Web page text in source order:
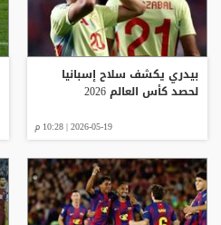
بيدري يكشف سلاح إسبانيا
لحصد كأس العالم 2026
2026-05-19 | 10:28 م